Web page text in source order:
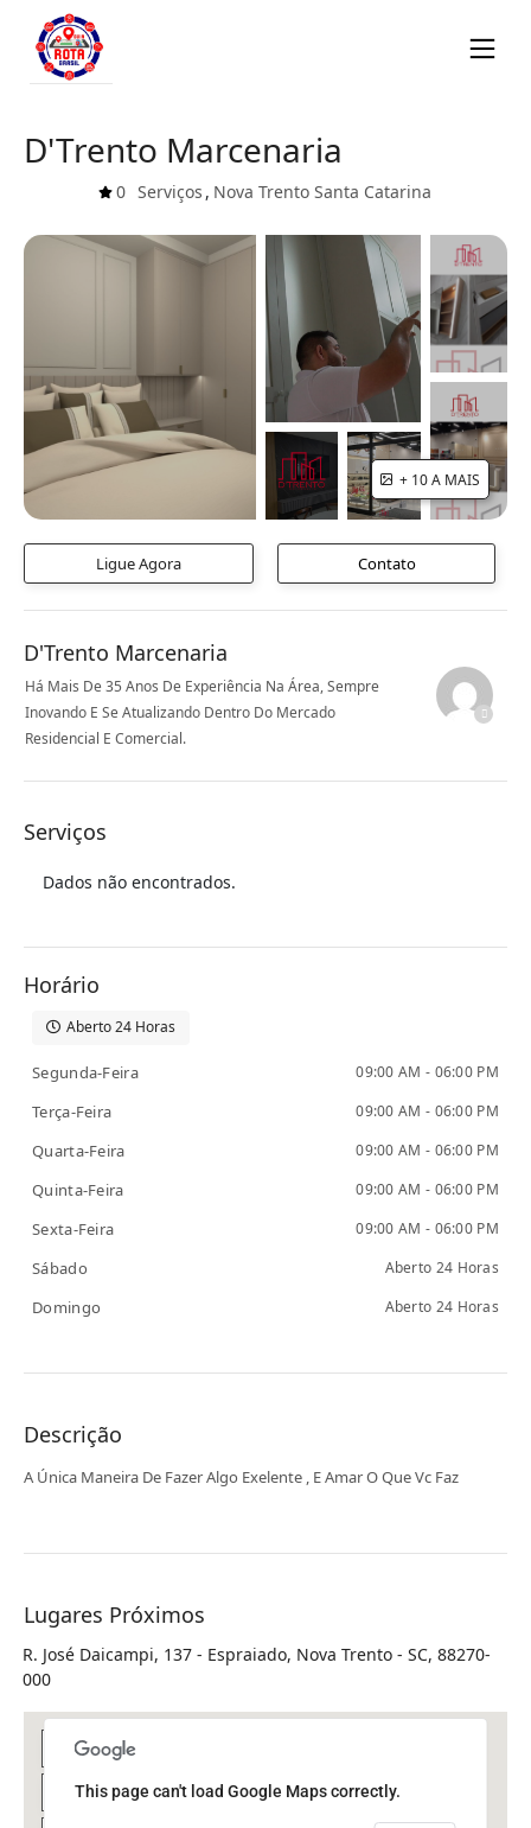
D'Trento Marcenaria
0 Serviços , Nova Trento Santa Catarina
+ 10 A MAIS
Ligue Agora Contato
D'Trento Marcenaria
Há Mais De 35 Anos De Experiência Na Área, Sempre
Inovando E Se Atualizando Dentro Do Mercado
Residencial E Comercial.
Serviços
Dados não encontrados.
Horário
Aberto 24 Horas
Segunda-Feira 09:00 AM - 06:00 PM
Terça-Feira 09:00 AM - 06:00 PM
Quarta-Feira 09:00 AM - 06:00 PM
Quinta-Feira 09:00 AM - 06:00 PM
Sexta-Feira 09:00 AM - 06:00 PM
Sábado Aberto 24 Horas
Domingo Aberto 24 Horas
Descrição
A Única Maneira De Fazer Algo Exelente , E Amar O Que Vc Faz
Lugares Próximos
R. José Daicampi, 137 - Espraiado, Nova Trento - SC, 88270-
000
This page can't load Google Maps correctly.